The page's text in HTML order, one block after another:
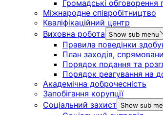
Громадські обговорення
Міжнародне співробітництво
Кваліфікаційний центр
Виховна робота
Show sub menu
Правила поведінки
План заходів,
Порядок подання та
Порядок реагування на
Академічна доброчесність
Запобігання корупції
Соціальний захист
Show sub